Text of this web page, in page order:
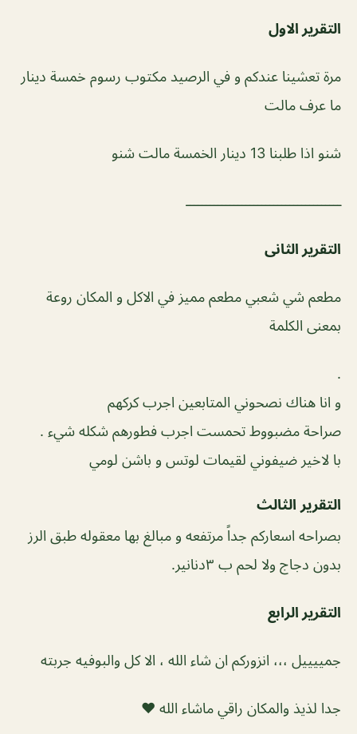
التقرير الاول
مرة تعشينا عندكم و في الرصيد مكتوب رسوم خمسة دينار
ما عرف مالت
شنو اذا طلبنا 13 دينار الخمسة مالت شنو
ـــــــــــــــــــــــــــــــــــــــ
التقرير الثانى
مطعم شي شعبي مطعم مميز في الاكل و المكان روعة
بمعنى الكلمة
.
التقرير الثالث
بصراحه اسعاركم جداً مرتفعه و مبالغ بها معقوله طبق الرز
بدون دجاج ولا لحم ب ٣دنانير.
التقرير الرابع
جمييييل ،،، انزوركم ان شاء الله ، الا كل والبوفيه جربته
جدا لذيذ والمكان راقي ماشاء الله ❤️